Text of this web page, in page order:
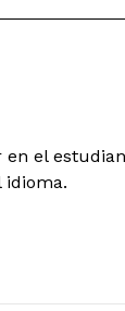
el
idioma.